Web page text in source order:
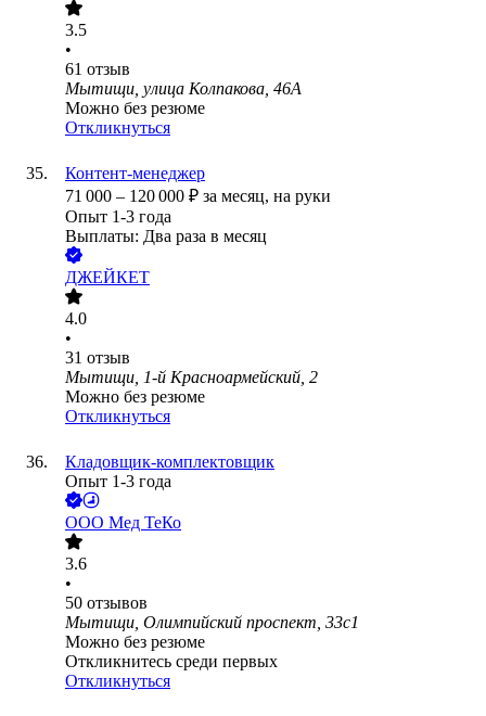
3.5
•
61 отзыв
Мытищи, улица Колпакова, 46А
Можно без резюме
Откликнуться
Контент-менеджер
71 000 – 120 000 ₽ за месяц, на руки
Опыт 1-3 года
Выплаты: Два раза в месяц
ДЖЕЙКЕТ
4.0
•
31 отзыв
Мытищи, 1-й Красноармейский, 2
Можно без резюме
Откликнуться
Кладовщик-комплектовщик
Опыт 1-3 года
ООО Мед ТеКо
3.6
•
50 отзывов
Мытищи, Олимпийский проспект, 33с1
Можно без резюме
Откликнитесь среди первых
Откликнуться